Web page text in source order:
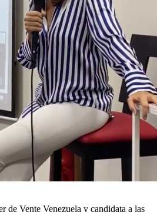
de Vente Venezuela y candidata a las